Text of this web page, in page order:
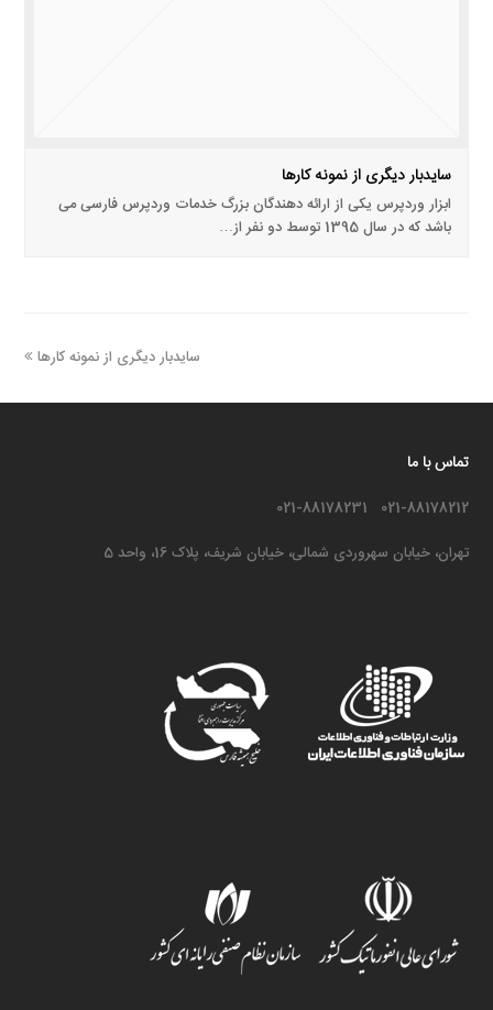
سایدبار دیگری از نمونه کارها
ابزار وردپرس یکی از ارائه دهندگان بزرگ خدمات وردپرس فارسی می
باشد که در سال 1395 توسط دو نفر از…
مطلب
سایدبار دیگری از نمونه کارها
تماس با ما
021-88178212 021-88178231
تهران، خیابان سهروردی شمالی، خیابان شریف، پلاک 16، واحد 5